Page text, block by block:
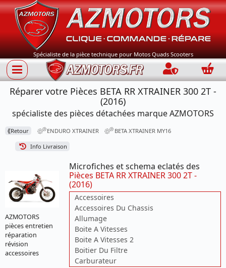
Spécialiste de la pièce technique pour Motos Quads Scooters
Connection
Réparer votre Pièces BETA RR XTRAINER 300 2T -
(2016)
spécialiste des pièces détachées marque AZMOTORS
⟪Retour ENDURO XTRAINER BETA XTRAINER MY16
Info Livraison
AZMOTORS
pièces entretien
réparation
révision
accessoires
Microfiches et schema eclatés des
Pièces BETA RR XTRAINER 300 2T -
(2016)
Accessoires
Accessoires Du Chassis
Allumage
Boite A Vitesses
Boite A Vitesses 2
Boitier Du Filtre
Carburateur